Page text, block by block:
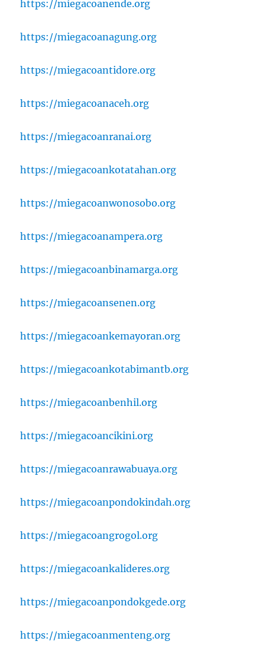
https://miegacoanende.org
https://miegacoanagung.org
https://miegacoantidore.org
https://miegacoanaceh.org
https://miegacoanranai.org
https://miegacoankotatahan.org
https://miegacoanwonosobo.org
https://miegacoanampera.org
https://miegacoanbinamarga.org
https://miegacoansenen.org
https://miegacoankemayoran.org
https://miegacoankotabimantb.org
https://miegacoanbenhil.org
https://miegacoancikini.org
https://miegacoanrawabuaya.org
https://miegacoanpondokindah.org
https://miegacoangrogol.org
https://miegacoankalideres.org
https://miegacoanpondokgede.org
https://miegacoanmenteng.org